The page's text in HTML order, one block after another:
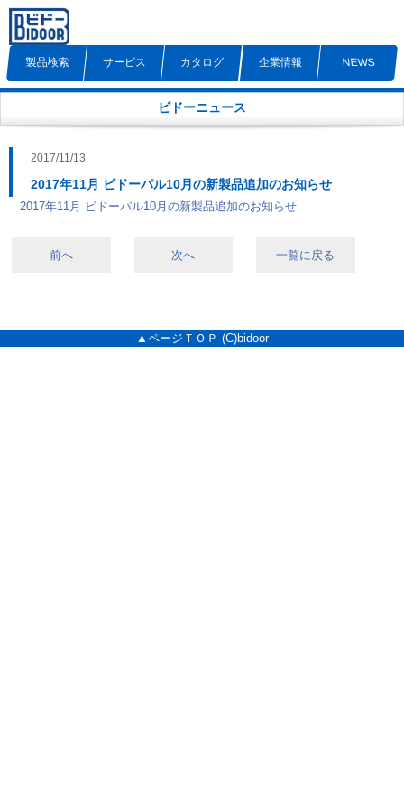
製品検索 サービス カタログ 企業情報 NEWS
ビドーニュース
2017/11/13
2017年11月 ビドーパル10月の新製品追加のお知らせ
2017年11月 ビドーパル10月の新製品追加のお知らせ
前へ 次へ 一覧に戻る
▲ページＴＯＰ (C)bidoor